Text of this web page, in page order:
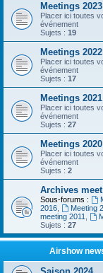
Meetings 2023
Placer ici toutes
événement
Sujets : 19
Meetings 2022
Placer ici toutes
événement
Sujets : 17
Meetings 2021
Placer ici toutes
événement
Sujets : 27
Meetings 2020
Placer ici toutes
événement
Sujets : 2
Archives
Sous-forums :
2016
Meeting
meeting 2011
Sujets : 27
Airshow